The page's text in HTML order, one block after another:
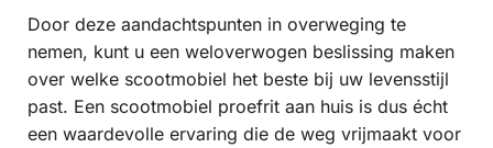
Door deze aandachtspunten in overweging te
nemen, kunt u een weloverwogen beslissing maken
over welke scootmobiel het beste bij uw levensstijl
past. Een scootmobiel proefrit aan huis is dus écht
een waardevolle ervaring die de weg vrijmaakt voor